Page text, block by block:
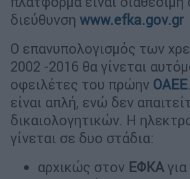
διεύθυνση www.efka.gov.gr
Ο επανυπολογισμός των
2002 -2016 θα γίνεται
οφειλέτες του πρώην ΟΑΕΕ
είναι απλή, ενώ δεν
δικαιολογητικών. Η
γίνεται σε δυο στάδια:
αρχικώς στον ΕΦΚΑ